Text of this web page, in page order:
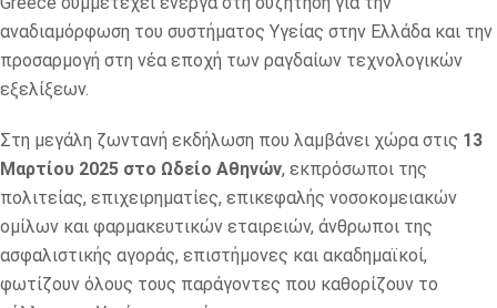
αναδιαμόρφωση του συστήματος Υγείας στην Ελλάδα και την
προσαρμογή στη νέα εποχή των ραγδαίων τεχνολογικών
εξελίξεων.
Στη μεγάλη ζωντανή εκδήλωση που λαμβάνει χώρα στις 13
Μαρτίου 2025 στο Ωδείο Αθηνών, εκπρόσωποι της
πολιτείας, επιχειρηματίες, επικεφαλής νοσοκομειακών
ομίλων και φαρμακευτικών εταιρειών, άνθρωποι της
ασφαλιστικής αγοράς, επιστήμονες και ακαδημαϊκοί,
φωτίζουν όλους τους παράγοντες που καθορίζουν το